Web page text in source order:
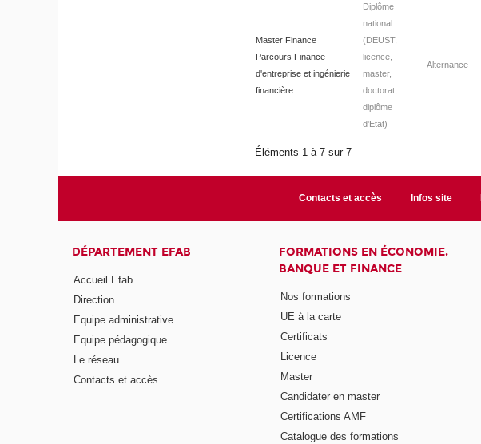
Master Finance
Parcours Finance
d'entreprise et ingénierie
financière
Diplôme
national
(DEUST,
licence,
master,
doctorat,
diplôme
d'Etat)
Alternance
Éléments 1 à 7 sur 7
Contacts et accès Infos site
DÉPARTEMENT EFAB
Accueil Efab
Direction
Equipe administrative
Equipe pédagogique
Le réseau
Contacts et accès
FORMATIONS EN ÉCONOMIE,
BANQUE ET FINANCE
Nos formations
UE à la carte
Certificats
Licence
Master
Candidater en master
Certifications AMF
Catalogue des formations